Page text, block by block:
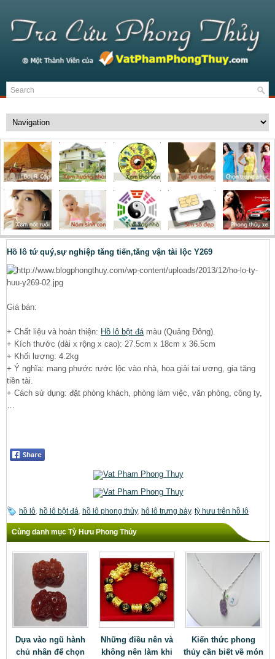
Hồ lô tứ quý,sự nghiệp tăng tiến,tăng vận tài lộc Y269
Giá bán:
+ Chất liệu và hoàn thiện: Hồ lô bột đá màu (Quảng Đông).
+ Kích thước (dài x rộng x cao): 27.5cm x 18cm x 36.5cm
+ Khối lượng: 4.2kg
+ Ý nghĩa: mang phước rước lộc vào nhà, hoa giải tai ương, gia tăng
tiền tài.
+ Cách sử dụng: đặt phòng khách, phòng làm việc, văn phòng, công ty,
hồ lô, hồ lô bột đá, hồ lô phong thủy, hô lô trưng bày, tỳ hưu trên hồ lô
Cùng danh mục Tỳ Hưu Phong Thủy
Dựa vào ngũ hành
chủ nhân để chọn
Những điều nên và
không nên làm khi
Kiến thức phong
thủy cần biết về món